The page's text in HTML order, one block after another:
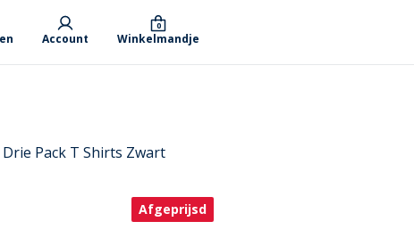
Account Winkelmandje
0
Drie Pack T Shirts Zwart
Afgeprijsd